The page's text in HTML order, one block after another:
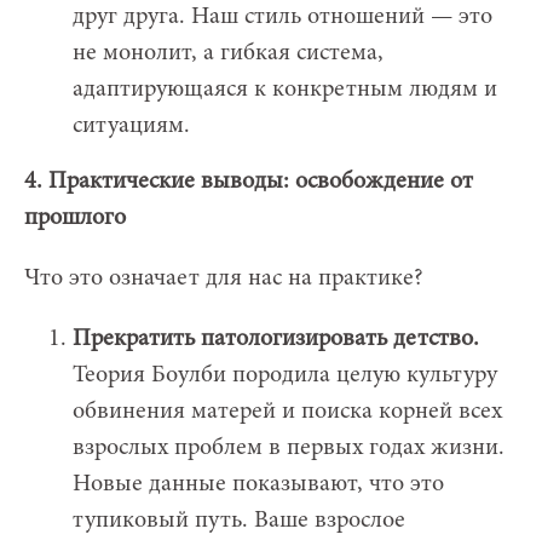
друг друга. Наш стиль отношений — это
не монолит, а гибкая система,
адаптирующаяся к конкретным людям и
ситуациям.
4. Практические выводы: освобождение от
прошлого
Что это означает для нас на практике?
Прекратить патологизировать детство.
Теория Боулби породила целую культуру
обвинения матерей и поиска корней всех
взрослых проблем в первых годах жизни.
Новые данные показывают, что это
тупиковый путь. Ваше взрослое